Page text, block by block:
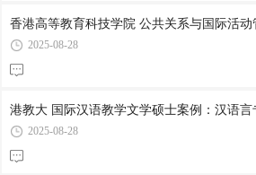
香港高等教育科技学院 公共关系与国际活动
2025-08-28
港教大 国际汉语教学文学硕士案例：汉语言
2025-08-28